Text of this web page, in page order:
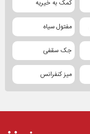
کمک به خیریه
مفتول سیاه
جک سقفی
میز کنفرانس